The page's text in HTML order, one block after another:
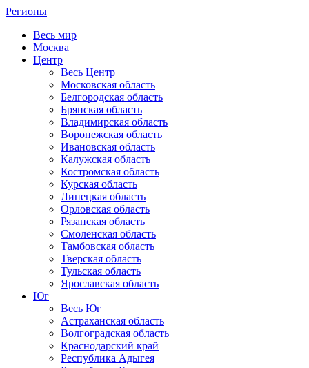
Регионы
Весь мир
Москва
Центр
Весь Центр
Московская область
Белгородская область
Брянская область
Владимирская область
Воронежская область
Ивановская область
Калужская область
Костромская область
Курская область
Липецкая область
Орловская область
Рязанская область
Смоленская область
Тамбовская область
Тверская область
Тульская область
Ярославская область
Юг
Весь Юг
Астраханская область
Волгоградская область
Краснодарский край
Республика Адыгея